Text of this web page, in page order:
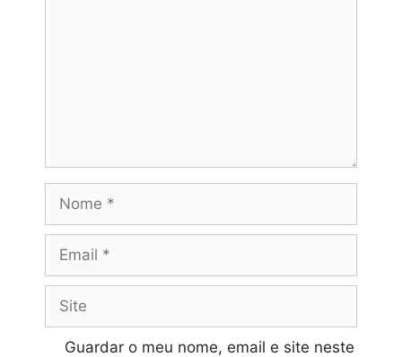
Nome
Email
Site
Guardar o meu nome, email e site neste